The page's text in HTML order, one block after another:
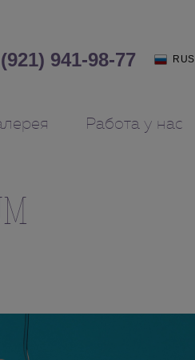
941-98-77 RUS
Работа у нас